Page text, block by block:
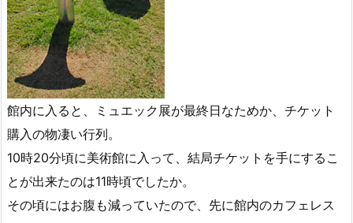
館内に入ると、ミュエック展が最終日なためか、チケット
購入の物凄い行列。
10時20分頃に美術館に入って、結局チケットを手にするこ
とが出来たのは11時頃でしたか。
その頃にはお腹も減っていたので、先に館内のカフェレス